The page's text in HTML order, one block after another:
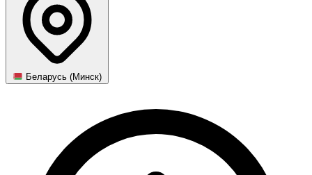
Беларусь (Минск)